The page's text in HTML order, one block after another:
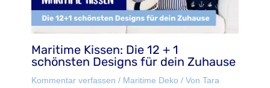
Maritime Kissen: Die 12 + 1
schönsten Designs für dein Zuhause
Kommentar verfassen / Maritime Deko / Von Tara